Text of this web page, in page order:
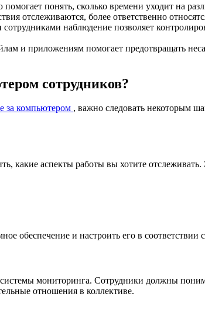
понять, сколько времени уходит на
отслеживаются, более ответственно
наблюдение позволяет
и приложениям помогает предотвращать
сотрудников?
за компьютером , важно следовать некоторым
какие аспекты работы вы хотите
обеспечение и настроить его в соответствии
мониторинга. Сотрудники должны
отношения в коллективе.